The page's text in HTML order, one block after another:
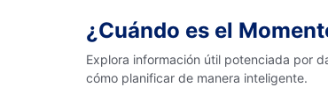
¿Cuándo es el
Explora información útil potenciada por
cómo planificar de manera inteligente.